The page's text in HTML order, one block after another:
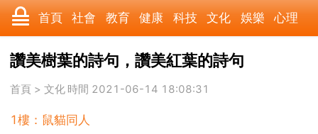
首頁 社會 教育 健康 科技 文化 娛樂 心理
數碼 汽車 美食 遊戲 時尚 家居 財經
科學 育兒 職場 歷史 體育 寵物
收藏 國際
讚美樹葉的詩句，讚美紅葉的詩句
首頁 > 文化 時間 2021-06-14 18:08:31
1樓：鼠貓同人